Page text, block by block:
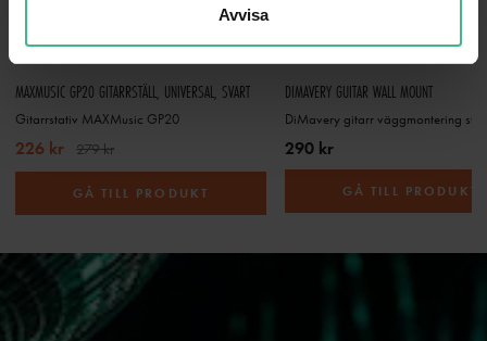
Avvisa
MAXMUSIC GP20 GITARRSTÄLL, UNIVERSAL, SVART
Gitarrstativ MAXMusic GP20
226 kr 279 kr
GÅ TILL PRODUKT
DIMAVERY GUITAR WALL MOUNT
DiMavery gitarr väggmontering
290 kr
GÅ TILL PRODUKT